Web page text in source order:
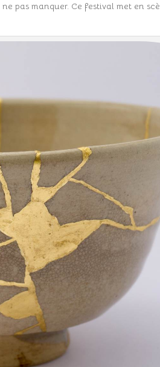
pas manquer. Ce festival met en